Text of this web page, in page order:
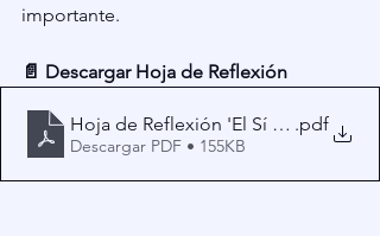
importante.
📄 Descargar Hoja de Reflexión
Hoja de Reflexión 'El Sí Consciente'
.pdf
Descargar PDF • 155KB